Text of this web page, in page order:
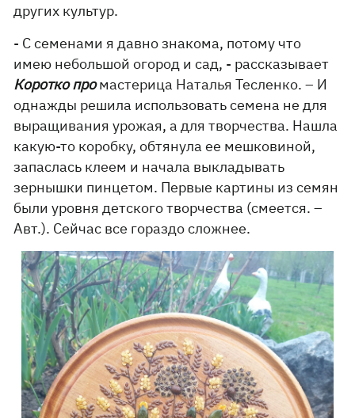
других культур.
- С семенами я давно знакома, потому что
имею небольшой огород и сад, - рассказывает
Коротко промастерица Наталья Тесленко. – И
однажды решила использовать семена не для
выращивания урожая, а для творчества. Нашла
какую-то коробку, обтянула ее мешковиной,
запаслась клеем и начала выкладывать
зернышки пинцетом. Первые картины из семян
были уровня детского творчества (смеется. –
Авт.). Сейчас все гораздо сложнее.